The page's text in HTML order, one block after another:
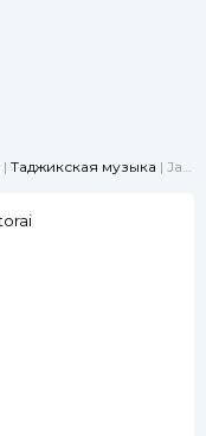
| Таджикская музыка | Jahongir Zaripov - Sitorai Shabhoyam